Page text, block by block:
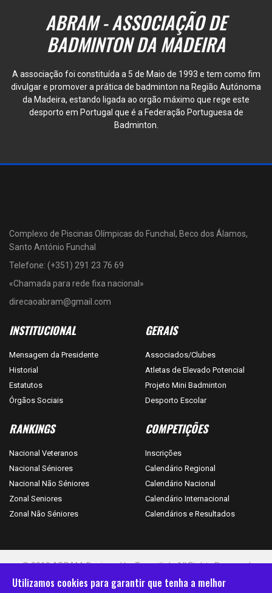
ABRAM - ASSOCIAÇÃO DE
BADMINTON DA MADEIRA
A associação foi constituída a 5 de Maio de 1993 e tem como fim
divulgar e promover a prática de badminton na Região Autónoma
da Madeira, estando ligada ao orgão máximo que rege este
desporto em Portugal que é a Federação Portuguesa de
Badminton.
Complexo de Piscinas Olímpicas do Funchal, Beco dos Álamos,
Santo António Funchal
Telefone: (+351) 291 23 76 69
«Chamada para rede fixa nacional»
direcaoabram@gmail.com
INSTITUCIONAL
Mensagem da Presidente
Historial
Estatutos
Órgãos Sociais
GERAIS
Associados/Clubes
Atletas de Elevado Potencial
Projeto Mini Badminton
Desporto Escolar
RANKINGS
Nacional Veteranos
Nacional Séniores
Nacional Não Séniores
Zonal Seniores
Zonal Não Séniores
COMPETIÇÕES
Inscrições
Calendário Regional
Calendário Nacional
Calendário Internacional
Calendários e Resultados
© 2019 ABRAM. Designed byTargetlink. All Rights Reserved
Avisos Legais Privacidade Termos & Condições Cookies
Utilizamos cookies para garantir que tenha a melhor